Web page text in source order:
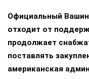
Официальный
отходит от
продолжает
поставлять
американская